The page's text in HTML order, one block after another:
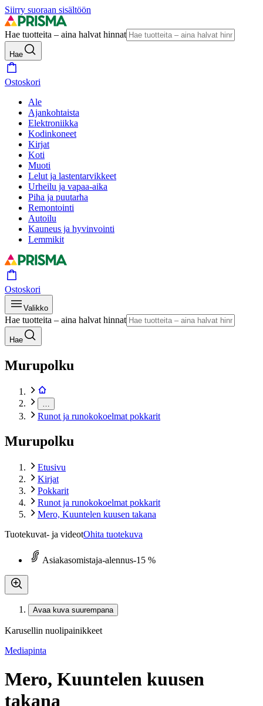
Siirry suoraan sisältöön
Hae tuotteita – aina halvat hinnat
Hae
Ostoskori
Ale
Ajankohtaista
Elektroniikka
Kodinkoneet
Kirjat
Koti
Muoti
Lelut ja lastentarvikkeet
Urheilu ja vapaa-aika
Piha ja puutarha
Remontointi
Autoilu
Kauneus ja hyvinvointi
Lemmikit
Ostoskori
Valikko
Hae tuotteita – aina halvat hinnat
Hae
Murupolku
Runot ja runokokoelmat pokkarit
Murupolku
Etusivu
Kirjat
Pokkarit
Runot ja runokokoelmat pokkarit
Mero, Kuuntelen kuusen takana
Tuotekuvat- ja videotOhita tuotekuva
Asiakasomistaja-alennus-15 %
Avaa kuva suurempana
Karusellin nuolipainikkeet
Mediapinta
Mero, Kuuntelen kuusen
takana